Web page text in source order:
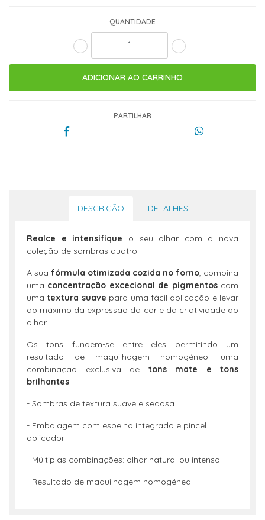
QUANTIDADE
+
-
PARTILHAR
DESCRIÇÃO DETALHES
Realce e intensifique o seu olhar com a nova
coleção de sombras quatro.
A sua fórmula otimizada cozida no forno , combina
uma concentração excecional de pigmentos com
uma textura suave para uma fácil aplicação e levar
ao máximo da expressão da cor e da criatividade do
olhar.
Os tons fundem-se entre eles permitindo um
resultado de maquilhagem homogéneo: uma
combinação exclusiva de tons mate e tons
brilhantes
- Sombras de textura suave e sedosa
- Embalagem com espelho integrado e pincel
aplicador
- Múltiplas combinações: olhar natural ou intenso
- Resultado de maquilhagem homogénea